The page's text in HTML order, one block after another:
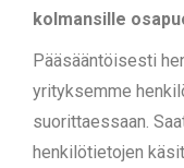
kolmansille
Pääsääntöisesti
yrityksemme
suorittaessaan.
henkilötietojen